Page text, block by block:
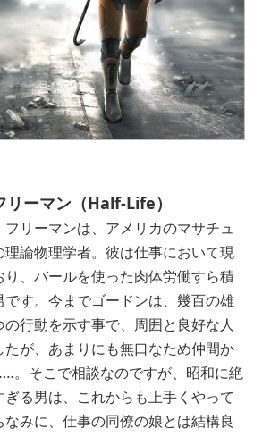
ーマン（Half-Life）
フリーマンは、アメリカのマサチュ
論物理学者。彼は仕事において現
、バールを使った肉体労働すら積
す。今までゴードンは、幾百の雄
行動を示す事で、周囲と良好な人
が、あまりにも無口なため仲間か
。そこで相談なのですが、昭和に絶
る男は、これからも上手くやって
みに、仕事の同僚の娘とは結構良